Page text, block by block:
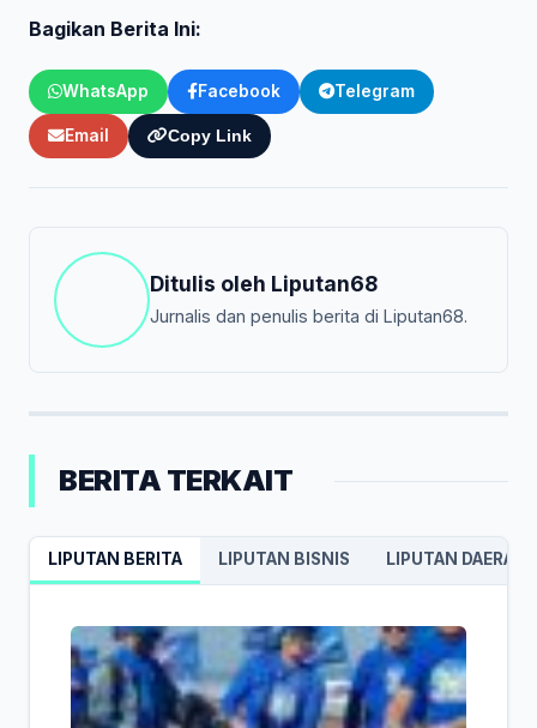
Bagikan Berita Ini:
WhatsApp Facebook Telegram
Email Copy Link
Ditulis oleh Liputan68
Jurnalis dan penulis berita di Liputan68.
BERITA TERKAIT
LIPUTAN BERITA LIPUTAN BISNIS LIPUTAN DAERAH